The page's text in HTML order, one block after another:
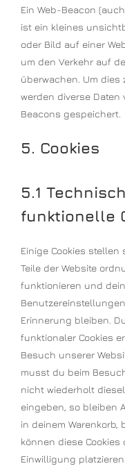
Ein Web-Beacon
ist ein kleines
oder Bild auf einer
um den Verkehr auf
überwachen. Um dies
werden diverse Daten
Beacons gespeichert.
5. Cookies
5.1
funktionelle
Einige Cookies
Teile der Website
funktionieren und
Erinnerung bleiben.
funktionaler Cookies
Besuch unserer
musst du beim
nicht wiederholt
eingeben, so bleiben
in deinem Warenkorb,
können diese Cookies
Einwilligung platzieren.